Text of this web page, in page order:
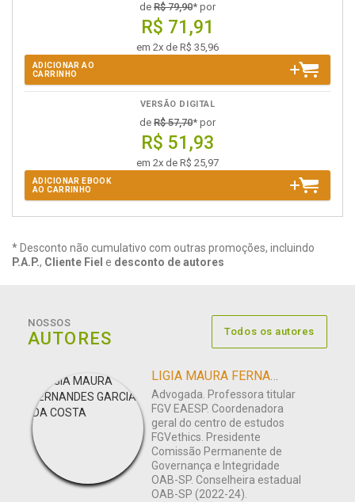
de R$ 79,90* por
R$ 71,91
em 2x de R$ 35,96
ADICIONAR AO
CARRINHO
VERSÃO DIGITAL
de R$ 57,70* por
R$ 51,93
em 2x de R$ 25,97
ADICIONAR EBOOK
AO CARRINHO
* Desconto não cumulativo com outras promoções, incluindo
P.A.P., Cliente Fiel e desconto de autores
NOSSOS
AUTORES Todos os autores
LIGIA MAURA FERNANDES GARCIA DA COSTA
Advogada. Professora titular
FGV EAESP. Coordenadora
geral do centro de estudos
FGVethics. Presidente
Comissão Permanente de
Governança e Integridade
OAB-SP. Conselheira estadual
OAB-SP (2022-24).